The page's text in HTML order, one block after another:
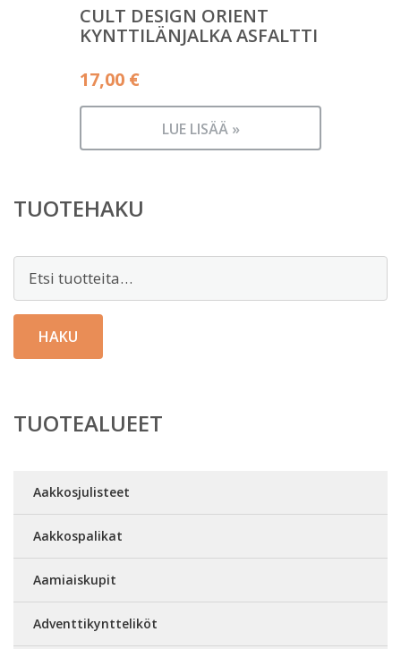
CULT DESIGN ORIENT
KYNTTILÄNJALKA ASFALTTI
17,00 €
LUE LISÄÄ »
TUOTEHAKU
Etsi:
HAKU
TUOTEALUEET
Aakkosjulisteet
Aakkospalikat
Aamiaiskupit
Adventtikyntteliköt